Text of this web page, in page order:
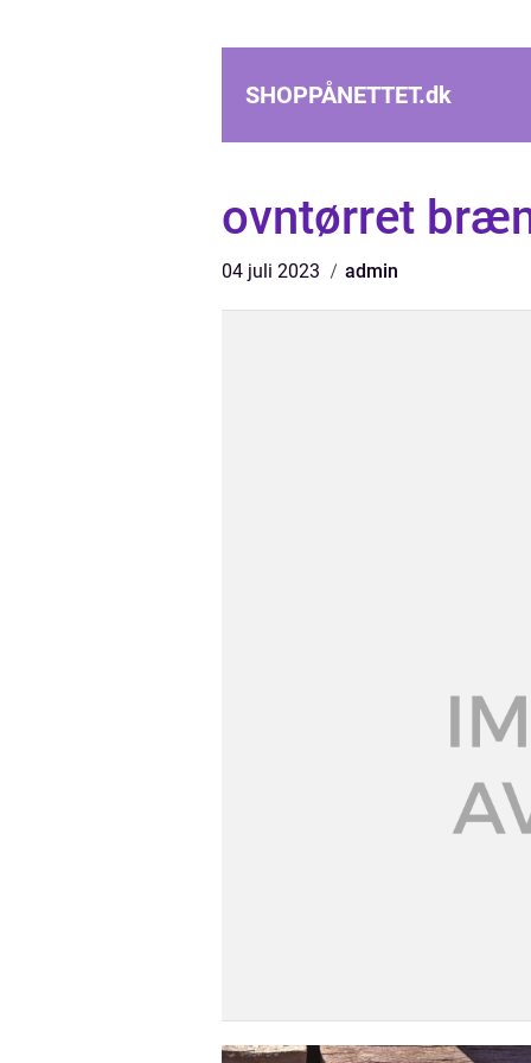
SHOPPÅNETTET.dk
ovntørret
04 juli 2023 admin